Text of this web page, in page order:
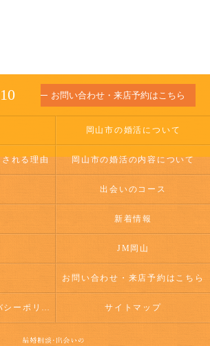
お問い合わせ・来店予約はこちら
岡山市の婚活について
れる理由 岡山市の婚活の内容について
出会いのコース
新着情報
JM岡山
お問い合わせ・来店予約はこちら
特定商取引法&プライバシーポリシー サイトマップ